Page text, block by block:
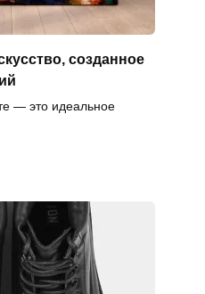
созданное
— это идеальное